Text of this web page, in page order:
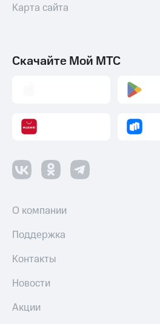
Карта сайта
Скачайте Мой МТС
О компании
Поддержка
Контакты
Новости
Акции